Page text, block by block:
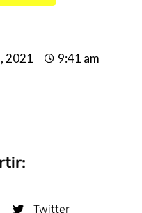
2021
9:41 am
Twitter